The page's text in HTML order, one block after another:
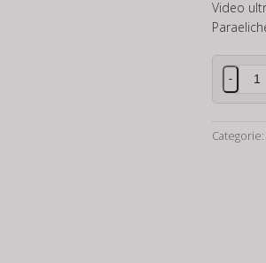
Video
DJI
NEO
-
Categorie: